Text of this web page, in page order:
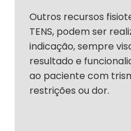
Outros recursos
TENS, podem ser
indicação, sempre
resultado e
ao paciente com
restrições ou dor.